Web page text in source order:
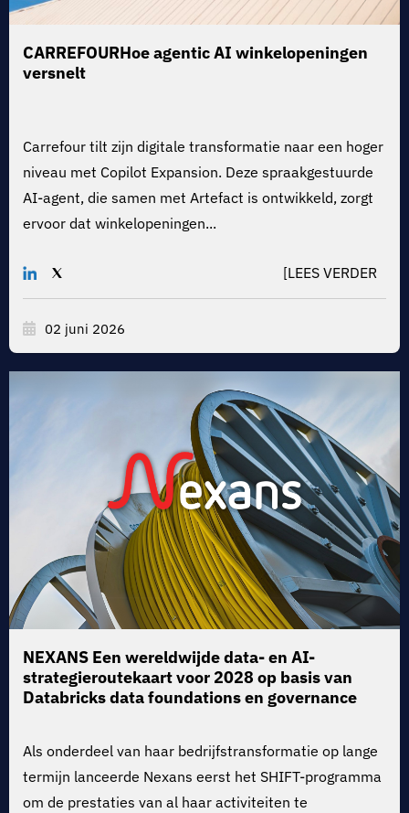
CARREFOURHoe agentic AI winkelopeningen
versnelt
Carrefour tilt zijn digitale transformatie naar een hoger
niveau met Copilot Expansion. Deze spraakgestuurde
AI-agent, die samen met Artefact is ontwikkeld, zorgt
ervoor dat winkelopeningen...
[LEES VERDER
02 juni 2026
NEXANS Een wereldwijde data- en AI-
strategieroutekaart voor 2028 op basis van
Databricks data foundations en governance
Als onderdeel van haar bedrijfstransformatie op lange
termijn lanceerde Nexans eerst het SHIFT-programma
om de prestaties van al haar activiteiten te